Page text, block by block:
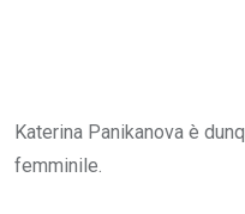
Katerina Panikanova è
femminile.